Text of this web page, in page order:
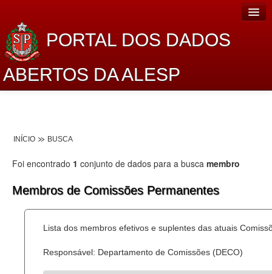
PORTAL DOS DADOS
ABERTOS DA ALESP
Lei de Acesso à Informação
Dados Governamentais Abertos
Processo Legislativo
INÍCIO BUSCA
Foi encontrado 1 conjunto de dados para a busca membro
Membros de Comissões Permanentes
Lista dos membros efetivos e suplentes das atuais
Responsável: Departamento de Comissões (DECO)